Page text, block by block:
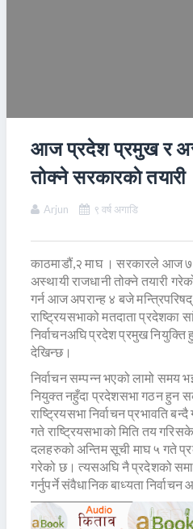
आज प्रदेश प्रमुख र
तोक्ने सरकारकाे तयारी
Arjun ९ वर्ष अगाडि
काठमाडौं,२ माघ । सरकारले आज
अस्थायी राजधानी तोक्ने तयारी
गर्न आज अपरान्ह ४ बजे
राष्ट्रियसभाको मतदाता
निर्वाचनअघि प्रदेश प्रमुख नियुक्ति
देखिन्छ।
निर्वाचन सम्पन्न भएको लामो समय
नियुक्त नहुँदा प्रदेशसभा गठन हुन
राष्ट्रियसभा निर्वाचन प्रभावति
गते राष्ट्रियसभाको मिति तय
दलहरुको अन्तिम सूची माघ ५ गते
गरेको छ। त्यसअघि नै प्रदेशको
गर्नुपर्ने संवैधानिक बाध्यता